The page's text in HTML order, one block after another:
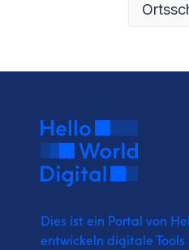
Dies ist ein Portal von
entwickeln digitale Tools